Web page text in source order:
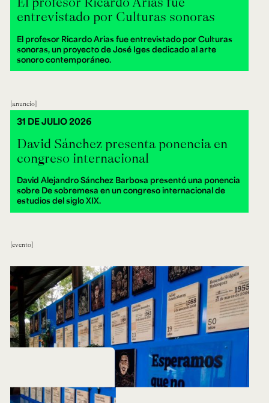
entrevistado por Culturas sonoras
El profesor Ricardo Arias fue entrevistado por Culturas
sonoras, un proyecto de José Iges dedicado al arte
sonoro contemporáneo.
anuncio
David Sánchez presenta ponencia en
congreso internacional
David Alejandro Sánchez Barbosa presentó una ponencia
sobre De sobremesa en un congreso internacional de
estudios del siglo XIX.
31 DE JULIO 2026
evento